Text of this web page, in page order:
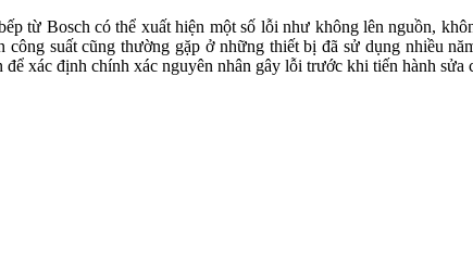
từ Bosch có thể xuất hiện một số lỗi như không lên nguồn,
công suất cũng thường gặp ở những thiết bị đã sử dụng nhiều
để xác định chính xác nguyên nhân gây lỗi trước khi tiến hành sửa